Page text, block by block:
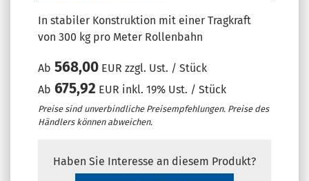
In stabiler Konstruktion mit einer Tragkraft
von 300 kg pro Meter Rollenbahn
Ab 568,00 EUR zzgl. Ust. / Stück
Ab 675,92 EUR inkl. 19% Ust. / Stück
Preise sind unverbindliche Preisempfehlungen. Preise des
Händlers können abweichen.
Haben Sie Interesse an diesem Produkt?